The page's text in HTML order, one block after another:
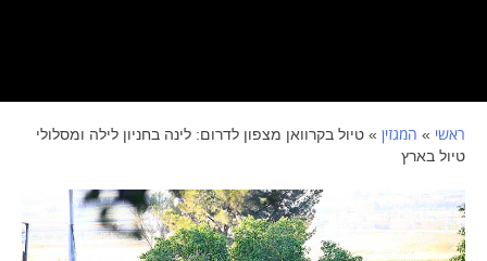
ראשי » המגזין » טיול בקרוואן מצפון לדרום: לינה בחניון לילה ומסלולי
טיול בארץ